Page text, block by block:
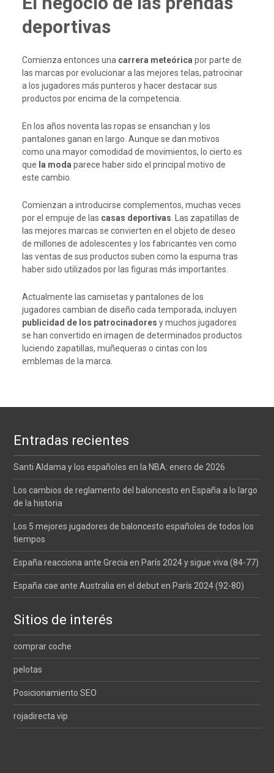
deportivas
Comienza entonces una carrera meteórica por parte de
las marcas por evolucionar a las mejores telas, patrocinar
a los jugadores más punteros y hacer destacar sus
productos por encima de la competencia.
En los años noventa las ropas se ensanchan y los
pantalones ganan en largo. Aunque se dan motivos
como una mayor comodidad de movimientos, lo cierto es
que la moda parece haber sido el principal motivo de
este cambio.
Comienzan a introducirse complementos, muchas veces
por el empuje de las casas deportivas. Las zapatillas de
las mejores marcas se convierten en el objeto de deseo
de millones de adolescentes y los fabricantes ven como
las ventas de sus productos suben como la espuma tras
haber sido utilizados por las figuras más importantes.
Actualmente las camisetas y pantalones de los
jugadores cambian de diseño cada temporada, incluyen
publicidad de los patrocinadores y muchos jugadores
se han convertido en imagen de determinados productos
luciendo zapatillas, muñequeras o cintas con los
emblemas de la marca.
Entradas recientes
Santi Aldama y los españoles en la NBA: enero de 2026
Los cambios de reglamento del baloncesto en España a lo largo
de la historia
Los 5 mejores jugadores de baloncesto españoles de todos los
tiempos
España reacciona ante Grecia en París 2024 y sigue viva (84-77)
España cae ante Australia en el debut en París 2024 (92-80)
Sitios de interés
comprar coche
pelotas
Posicionamiento SEO
rojadirecta vip